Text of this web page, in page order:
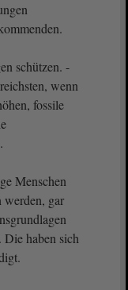
schützen. -
wenn
fossile
Menschen
werden, gar
Die haben sich